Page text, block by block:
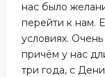
нас было
перейти к нам.
условиях.
причём у нас
три года, с